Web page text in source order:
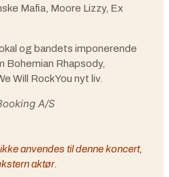
Mafia, Moore Lizzy, Ex
og bandets imponerende
Bohemian Rhapsody,
Will Rock You nyt liv.
A/S
anvendes til denne koncert,
aktør.